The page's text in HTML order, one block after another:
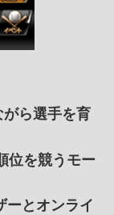
がら選手を育
位を競うモー
ーとオンライ